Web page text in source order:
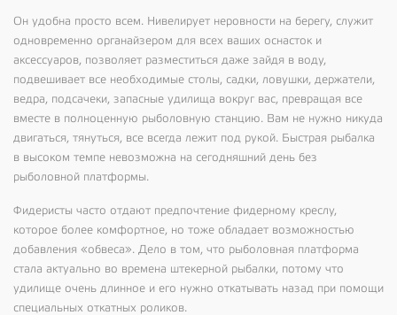
Он удобна просто всем. Нивелирует неровности на берегу, служит
одновременно органайзером для всех ваших оснасток и
аксессуаров, позволяет разместиться даже зайдя в воду,
подвешивает все необходимые столы, садки, ловушки, держатели,
ведра, подсачеки, запасные удилища вокруг вас, превращая все
вместе в полноценную рыболовную станцию. Вам не нужно никуда
двигаться, тянуться, все всегда лежит под рукой. Быстрая рыбалка
в высоком темпе невозможна на сегодняшний день без
рыболовной платформы.
Фидеристы часто отдают предпочтение фидерному креслу,
которое более комфортное, но тоже обладает возможностью
добавления «обвеса». Дело в том, что рыболовная платформа
стала актуально во времена штекерной рыбалки, потому что
удилище очень длинное и его нужно откатывать назад при помощи
специальных откатных роликов.